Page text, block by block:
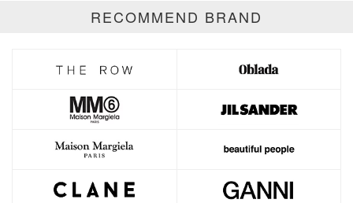
新着
在庫あり
ホワイト グレー
RECOMMEND BRAND